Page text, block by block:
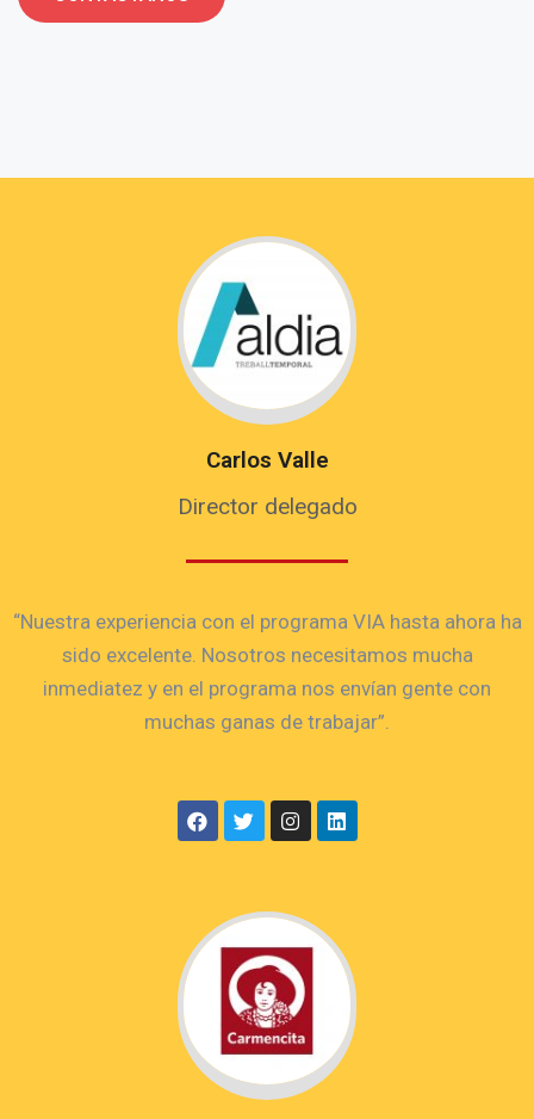
Carlos Valle
Director delegado
“Nuestra experiencia con el programa VIA hasta ahora ha
sido excelente. Nosotros necesitamos mucha
inmediatez y en el programa nos envían gente con
muchas ganas de trabajar”.